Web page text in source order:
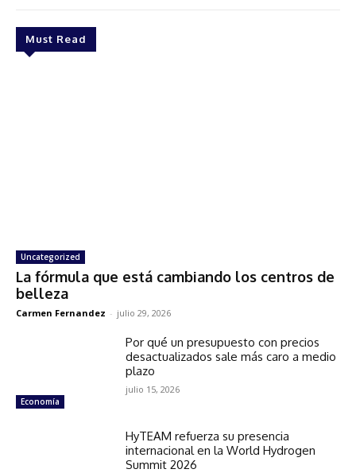
Must Read
Uncategorized
La fórmula que está cambiando los centros de
belleza
Carmen Fernandez - julio 29, 2026
Economía
Por qué un presupuesto con precios
desactualizados sale más caro a medio
plazo
julio 15, 2026
HyTEAM refuerza su presencia
internacional en la World Hydrogen
Summit 2026